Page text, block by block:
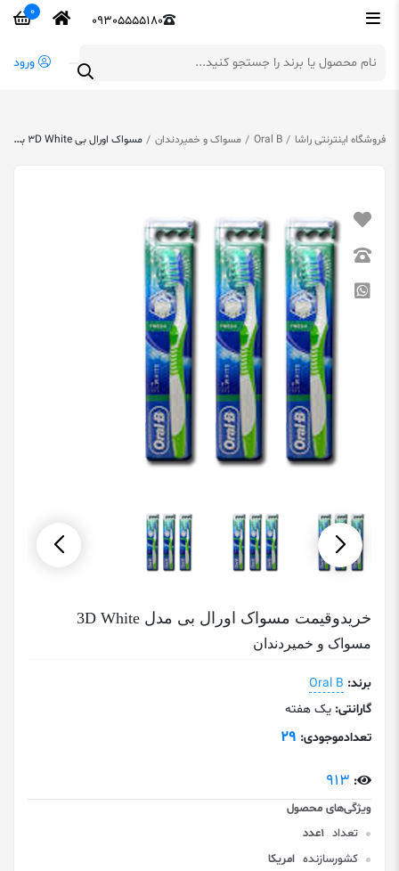
09305555180
0
ورود
فروشگاه اینترنتی راشا Oral B مسواک و خمیردندان مسواک اورال بی 3D White با برس متوسط یک عدد
خریدوقیمت مسواک اورال بی مدل 3D White
مسواک و خمیردندان
برند: Oral B
گارانتی: یک هفته
تعدادموجودی: 29
:
913
تعداد 1عدد
کشورسازنده امریکا